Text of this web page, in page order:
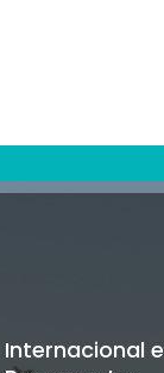
Internacional e